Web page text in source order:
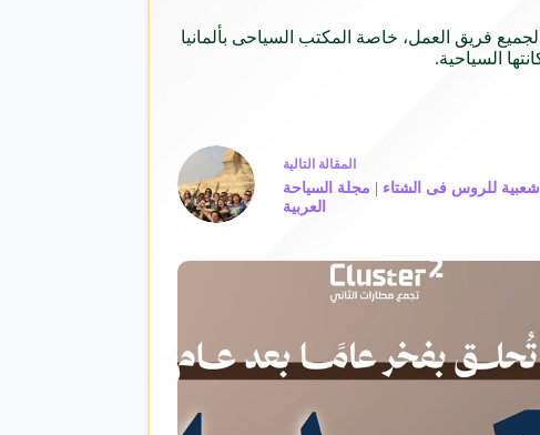
فريق العمل، خاصة المكتب السياحى بألمانيا
السياحية.
المقالة التالية
للروس فى الشتاء | مجلة السياحة
العربية